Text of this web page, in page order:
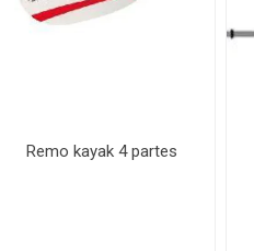
Remo kayak 4 partes